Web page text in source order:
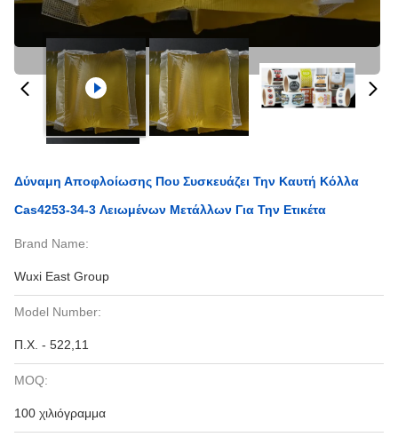
Δύναμη Αποφλοίωσης Που Συσκευάζει Την Καυτή Κόλλα
Cas4253-34-3 Λειωμένων Μετάλλων Για Την Ετικέτα
Brand Name:
Wuxi East Group
Model Number:
Π.Χ. - 522,11
MOQ:
100 χιλιόγραμμα